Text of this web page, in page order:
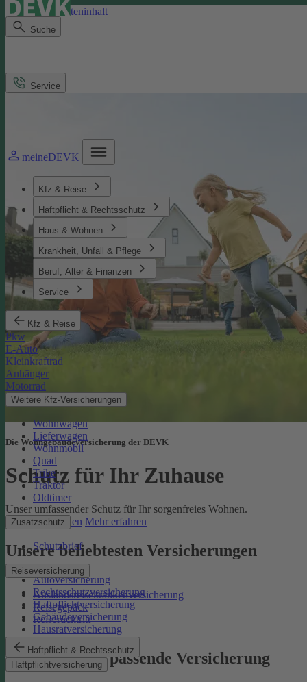
Direkt zum Seiteninhalt
Suche
meineDEVK
Kfz & Reise
Haftpflicht & Rechtsschutz
Haus & Wohnen
Krankheit, Unfall & Pflege
Beruf, Alter & Finanzen
Service
Kfz & Reise
Pkw
E-Auto
Kleinkraftrad
Anhänger
Motorrad
Weitere Kfz-Versicherungen
Wohnwagen
Lieferwagen
Wohnmobil
Quad
Trike
Traktor
Oldtimer
Zusatzschutz
Schutzbrief
Reiseversicherung
Auslandsreisekrankenversicherung
Reisegepäck
Reiserücktritt
Haftpflicht & Rechtsschutz
Haftpflichtversicherung
Service
Die Wohngebäudeversicherung der DEVK
Schutz für Ihr Zuhause
Unser umfassender Schutz für Ihr sorgenfreies Wohnen.
Online berechnen Mehr erfahren
Unsere beliebtesten Versicherungen
Autoversicherung
Rechtsschutzversicherung
Haftpflichtversicherung
Gebäudeversicherung
Hausratversicherung
Finden Sie die passende Versicherung